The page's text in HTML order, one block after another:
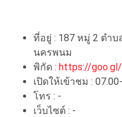
ที่อยู่ : 187 หมู่ 2 ตำ
นครพนม
พิกัด : https://goo.gl/
เปิดให้เข้าชม :
โทร : -
เว็บไซต์ : -